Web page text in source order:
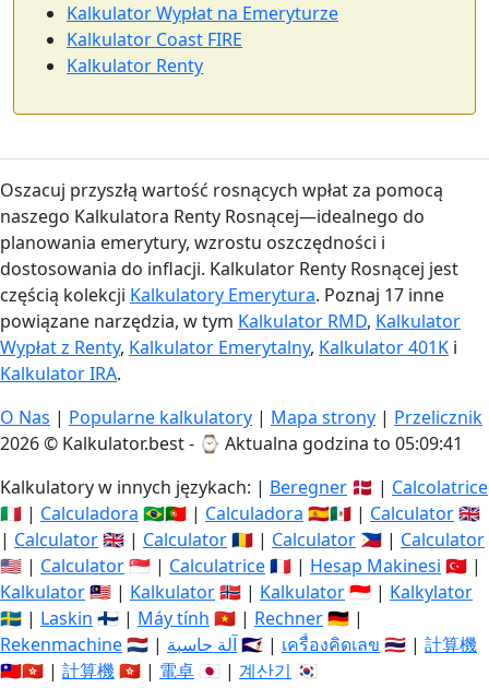
Kalkulator Wypłat na Emeryturze
Kalkulator Coast FIRE
Kalkulator Renty
Oszacuj przyszłą wartość rosnących wpłat za pomocą
naszego Kalkulatora Renty Rosnącej—idealnego do
planowania emerytury, wzrostu oszczędności i
dostosowania do inflacji. Kalkulator Renty Rosnącej jest
częścią kolekcji Kalkulatory Emerytura. Poznaj 17 inne
powiązane narzędzia, w tym Kalkulator RMD, Kalkulator
Wypłat z Renty, Kalkulator Emerytalny, Kalkulator 401K i
Kalkulator IRA.
O Nas | Popularne kalkulatory | Mapa strony | Przelicznik
2026 © Kalkulator.best - ⌚ Aktualna godzina to 05:09:41
Kalkulatory w innych językach: | Beregner 🇩🇰 | Calcolatrice
🇮🇹 | Calculadora 🇧🇷🇵🇹 | Calculadora 🇪🇸🇲🇽 | Calculator🇬🇧
| Calculator🇬🇧 | Calculator🇷🇴 | Calculator 🇵🇭 | Calculator
🇺🇸 | Calculator🇸🇬 | Calculatrice🇫🇷 | Hesap Makinesi 🇹🇷 |
Kalkulator🇲🇾 | Kalkulator🇳🇴 | Kalkulator🇮🇩 | Kalkylator
🇸🇪 | Laskin 🇫🇮 | Máy tính 🇻🇳 | Rechner🇩🇪 |
Rekenmachine🇳🇱 | آلة حاسبة🇸🇦 | เครื่องคิดเลข 🇹🇭 | 計算機
🇹🇼🇭🇰 | 計算機🇭🇰 | 電卓 🇯🇵 | 계산기 🇰🇷